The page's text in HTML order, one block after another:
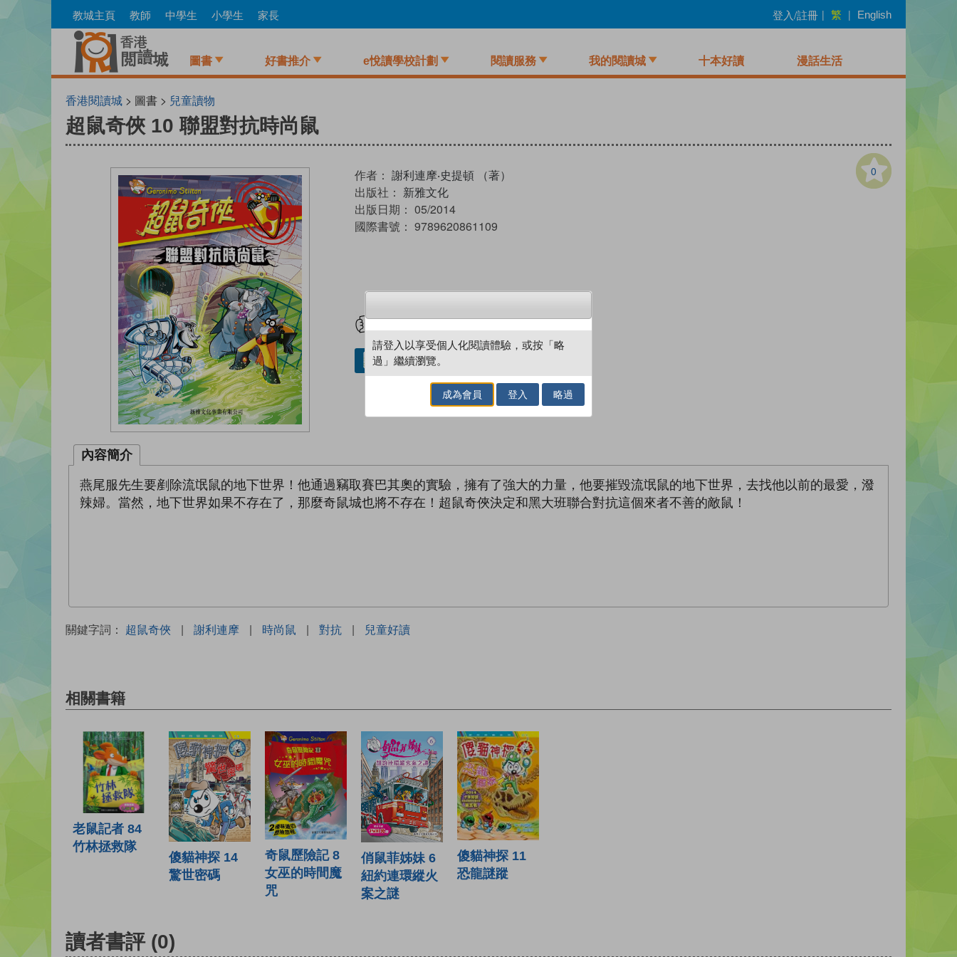
to
教城主頁 教師 中學生 小學生 家長 登入/註冊 | 繁 | English
圖書 好書推介 e悅讀學校計劃 閱讀服務 我的閱讀城 十本好讀 漫話生活
香港閱讀城 > 圖書 > 兒童讀物
超鼠奇俠 10 聯盟對抗時尚鼠
0
作者： 謝利連摩‧史提頓 （著）
出版社： 新雅文化
出版日期： 05/2014
國際書號： 9789620861109
借閱實體書
內容簡介
燕尾服先生要剷除流氓鼠的地下世界！他通過竊取賽巴其奧的實驗，擁有了強大的力量，他要摧毀流氓鼠的地下世界，去找他以前的最愛，潑
辣婦。當然，地下世界如果不存在了，那麼奇鼠城也將不存在！超鼠奇俠決定和黑大班聯合對抗這個來者不善的敵鼠！
關鍵字詞： 超鼠奇俠 | 謝利連摩 | 時尚鼠 | 對抗 | 兒童好讀
相關書籍
老鼠記者 84
竹林拯救隊
傻貓神探 14
驚世密碼
奇鼠歷險記 8
女巫的時間魔
咒
俏鼠菲姊妹 6
紐約連環縱火
案之謎
傻貓神探 11
恐龍謎蹤
讀者書評 (0)
請登入以享受個人化閱讀體驗，或按「略
過」繼續瀏覽。
成為會員 登入 略過